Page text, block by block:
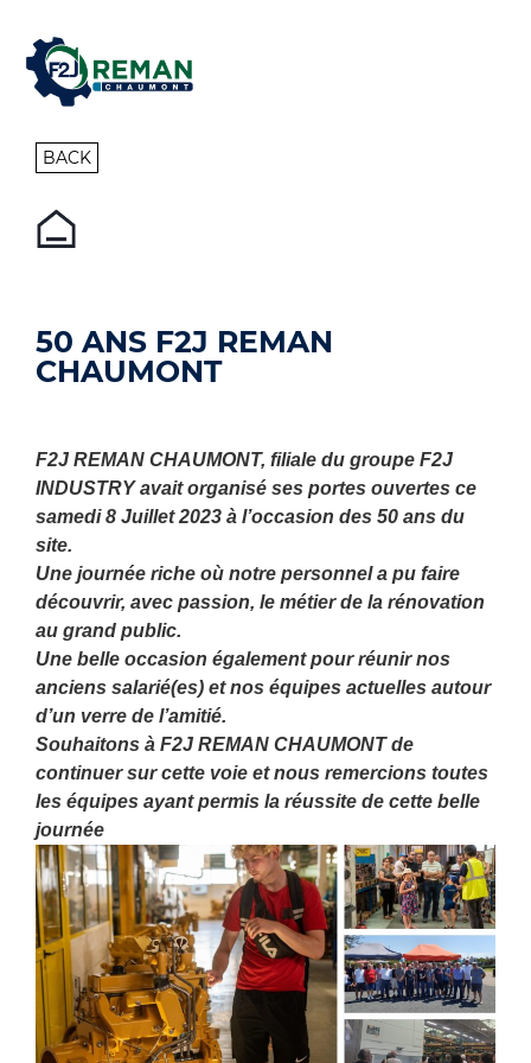
BACK
50 ANS F2J REMAN
CHAUMONT
F2J REMAN CHAUMONT, filiale du groupe F2J
INDUSTRY avait organisé ses portes ouvertes ce
samedi 8 Juillet 2023 à l’occasion des 50 ans du
site.
Une journée riche où notre personnel a pu faire
découvrir, avec passion, le métier de la rénovation
au grand public.
Une belle occasion également pour réunir nos
anciens salarié(es) et nos équipes actuelles autour
d’un verre de l’amitié.
Souhaitons à F2J REMAN CHAUMONT de
continuer sur cette voie et nous remercions toutes
les équipes ayant permis la réussite de cette belle
journée